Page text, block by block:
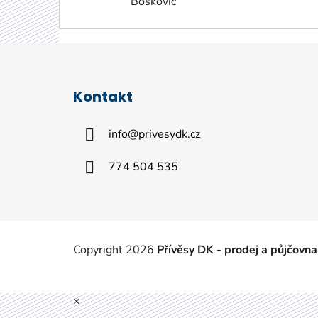
Kontakt
info@privesydk.cz
774 504 535
Copyright 2026 Přívěsy DK - prodej a
×